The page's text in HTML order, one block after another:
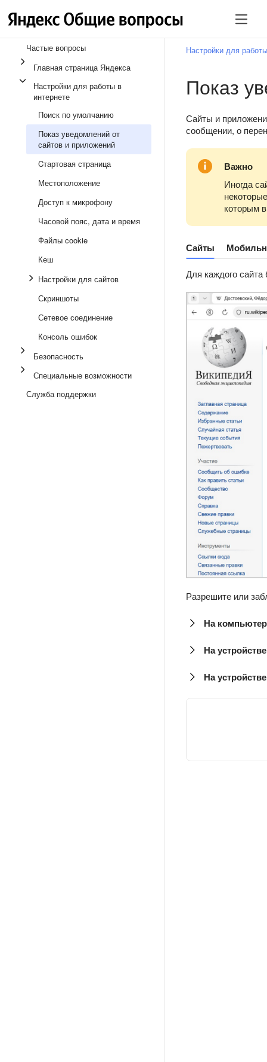
Частые вопросы
Главная страница Яндекса
Настройки для работы в
интернете
Поиск по умолчанию
Показ уведомлений от
сайтов и приложений
Cтартовая страница
Местоположение
Доступ к микрофону
Часовой пояс, дата и время
Файлы cookie
Кеш
Настройки для сайтов
Скриншоты
Сетевое соединение
Консоль ошибок
Безопасность
Специальные возможности
Служба поддержки
Настройки для
Показ
Сайты и
сообщении, о
Важно
Иногда
которым
Сайты
Для каждого
Разрешите или
На
На
На